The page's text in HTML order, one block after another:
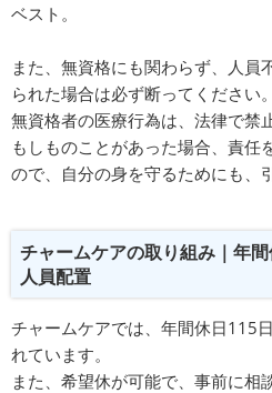
ベスト。
また、無資格にも関わらず、人員
られた場合は必ず断ってください。
無資格者の医療行為は、法律で禁
もしものことがあった場合、責任
ので、自分の身を守るためにも、
チャームケアの取り組み｜年
人員配置
チャームケアでは、年間休日115
れています。
また、希望休が可能で、事前に相